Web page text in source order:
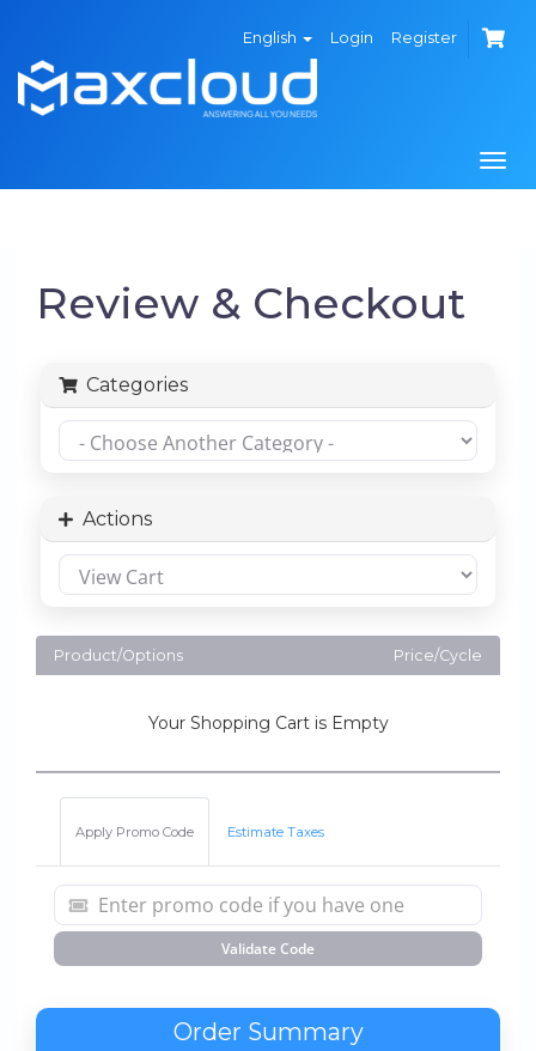
English Login Register
Review & Checkout
Categories
Actions
Product/Options Price/Cycle
Your Shopping Cart is Empty
Apply Promo Code Estimate Taxes
Validate Code
Order Summary